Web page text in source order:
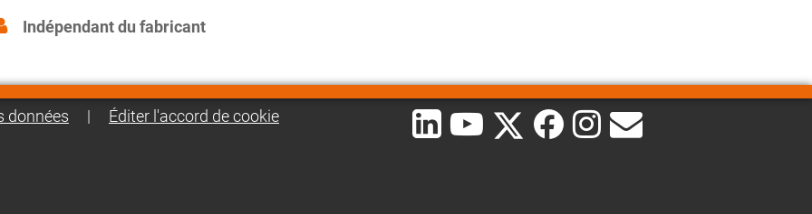
Indépendant du fabricant
données | Éditer l'accord de cookie